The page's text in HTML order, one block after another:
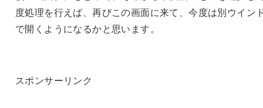
度処理を行えば、再びこの画面に来て、今度は別ウイン
で開くようになるかと思います。
スポンサーリンク